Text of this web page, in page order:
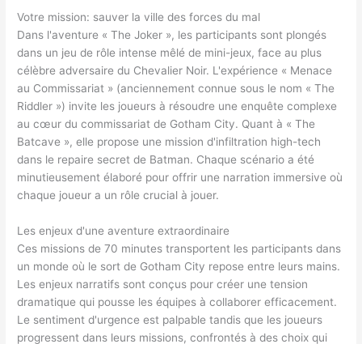
Votre mission: sauver la ville des forces du mal
Dans l'aventure « The Joker », les participants sont plongés
dans un jeu de rôle intense mêlé de mini-jeux, face au plus
célèbre adversaire du Chevalier Noir. L'expérience « Menace
au Commissariat » (anciennement connue sous le nom « The
Riddler ») invite les joueurs à résoudre une enquête complexe
au cœur du commissariat de Gotham City. Quant à « The
Batcave », elle propose une mission d'infiltration high-tech
dans le repaire secret de Batman. Chaque scénario a été
minutieusement élaboré pour offrir une narration immersive où
chaque joueur a un rôle crucial à jouer.
Les enjeux d'une aventure extraordinaire
Ces missions de 70 minutes transportent les participants dans
un monde où le sort de Gotham City repose entre leurs mains.
Les enjeux narratifs sont conçus pour créer une tension
dramatique qui pousse les équipes à collaborer efficacement.
Le sentiment d'urgence est palpable tandis que les joueurs
progressent dans leurs missions, confrontés à des choix qui